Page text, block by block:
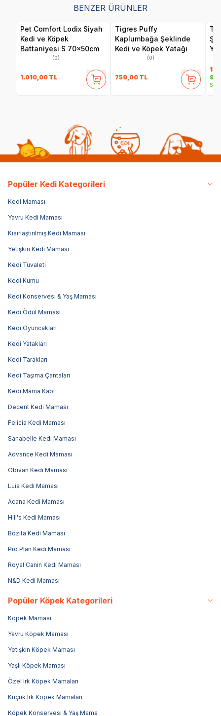
BENZER ÜRÜNLER
Pet Comfort Lodix Siyah
Kedi ve Köpek
Battaniyesi S 70x50cm
(0)
1.010,00 TL
Tigres Puffy
Kaplumbağa Şeklinde
Kedi ve Köpek Yatağı
(0)
759,00 TL
Popüler Kedi Kategorileri
Kedi Maması
Yavru Kedi Maması
Kısırlaştırılmış Kedi Maması
Yetişkin Kedi Maması
Kedi Tuvaleti
Kedi Kumu
Kedi Konservesi & Yaş Maması
Kedi Ödül Maması
Kedi Oyuncakları
Kedi Yatakları
Kedi Tarakları
Kedi Taşıma Çantaları
Kedi Mama Kabı
Decent Kedi Maması
Felicia Kedi Maması
Sanabelle Kedi Maması
Advance Kedi Maması
Obivan Kedi Maması
Luis Kedi Maması
Acana Kedi Maması
Hill's Kedi Maması
Bozita Kedi Maması
Pro Plan Kedi Maması
Royal Canin Kedi Maması
N&D Kedi Maması
Popüler Köpek Kategorileri
Köpek Maması
Yavru Köpek Maması
Yetişkin Köpek Maması
Yaşlı Köpek Maması
Özel Irk Köpek Mamaları
Küçük Irk Köpek Mamaları
Köpek Konservesi & Yaş Mama